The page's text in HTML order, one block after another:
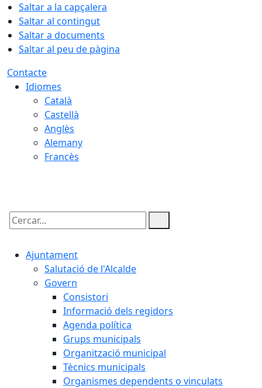
Saltar a la capçalera
Saltar al contingut
Saltar a documents
Saltar al peu de pàgina
Contacte
Idiomes
Català
Castellà
Anglès
Alemany
Francès
Cercar:
Ajuntament
Salutació de l'Alcalde
Govern
Consistori
Informació dels regidors
Agenda política
Grups municipals
Organització municipal
Tècnics municipals
Organismes dependents o vinculats